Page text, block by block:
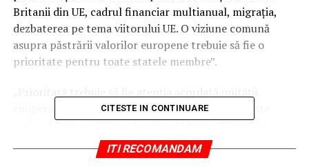
Britanii din UE, cadrul financiar multianual, migraţia,
dezbaterea pe tema viitorului UE. O viziune comună
asupra păstrării valorilor europene trebuie să fie o
prioritate pentru toate statele membre”.
cooperării şi solidarităţii între statele membre.
vorba despre coeziunea la nivelul Uniunii Europene.
Oamenii aşteaptă răspunsuri clare la probleme. România
vrea să ofere rezultate concrete. Un proiect central va fi
CITESTE IN CONTINUARE
ITI RECOMANDAM